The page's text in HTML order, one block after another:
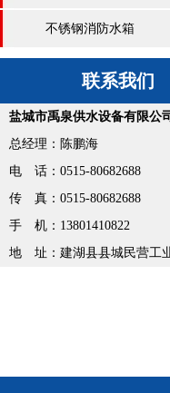
不锈钢消防水箱
联系我们
盐城市禹泉供水设备有限公司
总经理：陈鹏海
电 话：0515-80682688
传 真：0515-80682688
手 机：13801410822
地 址：建湖县县城民营工